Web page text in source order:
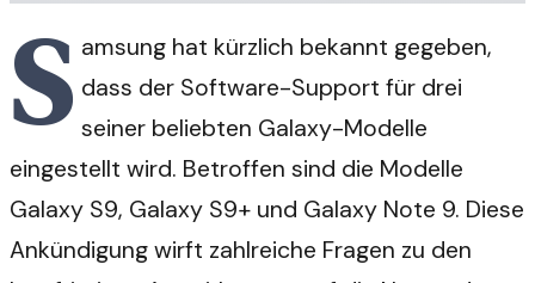
S amsung hat kürzlich bekannt gegeben,
dass der Software-Support für drei
seiner beliebten Galaxy-Modelle
eingestellt wird. Betroffen sind die Modelle
Galaxy S9, Galaxy S9+ und Galaxy Note 9. Diese
Ankündigung wirft zahlreiche Fragen zu den